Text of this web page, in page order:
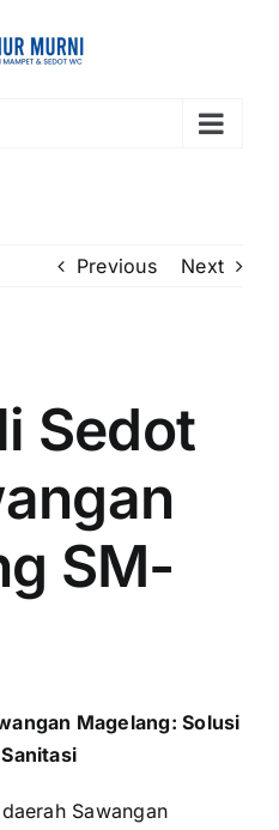
Previous Next
Sedot
SM-
Magelang: Solusi
Sawangan